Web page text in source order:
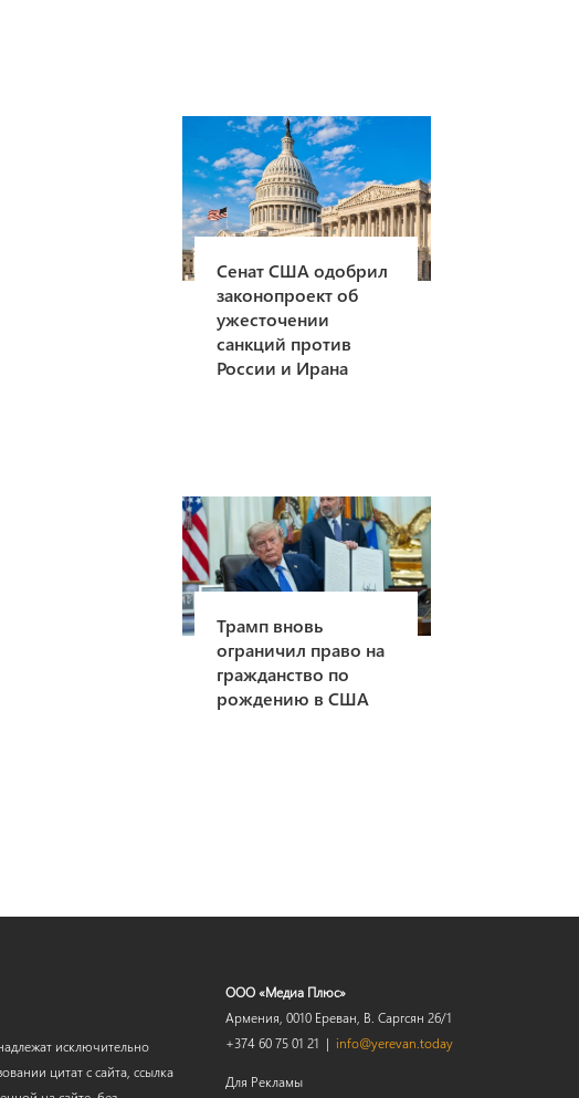
Сенат США одобрил
законопроект об
ужесточении
санкций против
России и Ирана
Трамп вновь
ограничил право на
гражданство по
рождению в США
исключительно
цитат с сайта, ссылка
ООО «Медиа Плюс»
Армения, 0010 Ереван, В. Саргсян 26/1
+374 60 75 01 21 | info@yerevan.today
Для Рекламы